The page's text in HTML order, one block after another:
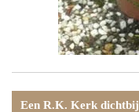
Een R.K. Kerk dichtbij